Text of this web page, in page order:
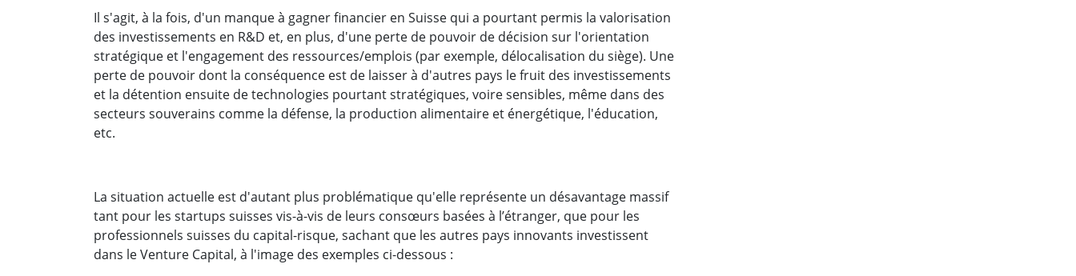
Il s'agit, à la fois, d'un manque à gagner financier en Suisse qui a pourtant permis la valorisation
des investissements en R&D et, en plus, d'une perte de pouvoir de décision sur l'orientation
stratégique et l'engagement des ressources/emplois (par exemple, délocalisation du siège). Une
perte de pouvoir dont la conséquence est de laisser à d'autres pays le fruit des investissements
et la détention ensuite de technologies pourtant stratégiques, voire sensibles, même dans des
secteurs souverains comme la défense, la production alimentaire et énergétique, l'éducation,
etc.
La situation actuelle est d'autant plus problématique qu'elle représente un désavantage massif
tant pour les startups suisses vis-à-vis de leurs consœurs basées à l’étranger, que pour les
professionnels suisses du capital-risque, sachant que les autres pays innovants investissent
dans le Venture Capital, à l'image des exemples ci-dessous :